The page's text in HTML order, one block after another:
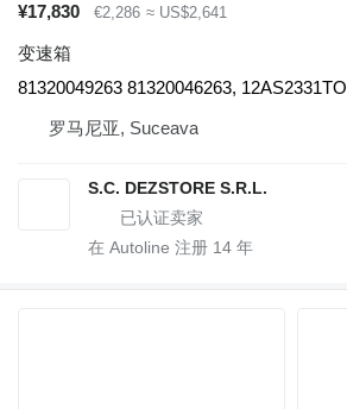
¥17,830
€2,286 ≈ US$2,641
变速箱
81320049263 81320046263, 12AS2331TO
罗马尼亚, Suceava
S.C. DEZSTORE S.R.L.
在 Autoline 注册 14 年